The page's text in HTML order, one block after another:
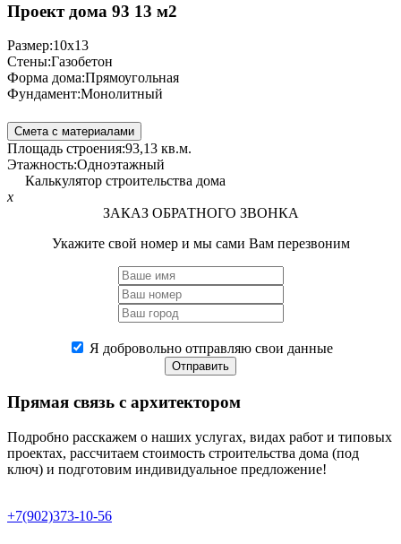
Проект дома 93 13 м2
Размер:10x13
Стены:Газобетон
Форма дома:Прямоугольная
Фундамент:Монолитный
Смета с материалами
Площадь строения:93,13 кв.м.
Этажность:Одноэтажный
Калькулятор строительства дома
x
ЗАКАЗ ОБРАТНОГО ЗВОНКА
Укажите свой номер и мы сами Вам перезвоним
Я добровольно отправляю свои данные
Отправить
Прямая связь с архитектором
Подробно расскажем о наших услугах, видах работ и типовых
проектах, рассчитаем стоимость строительства дома (под
ключ) и подготовим индивидуальное предложение!
+7(902)373-10-56